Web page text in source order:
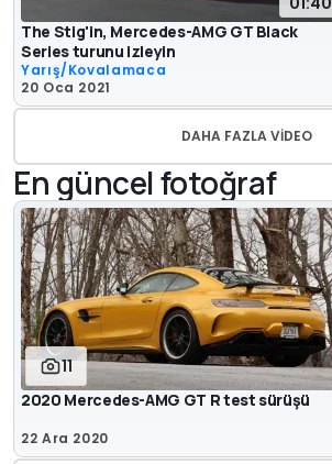
The Stig'in, Mercedes-AMG GT Black
Series turunu izleyin
Yarış/Kovalamaca
20 Oca 2021
DAHA FAZLA VIDEO
En güncel fotoğraf
11
2020 Mercedes-AMG GT R test sürüşü
22 Ara 2020